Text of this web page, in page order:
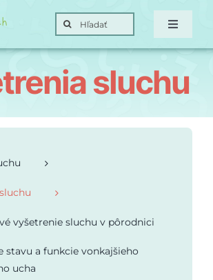
Toggle
Search
for:
sluchu
vyšetrenie sluchu v pôrodnici
stavu a funkcie vonkajšieho
ucha